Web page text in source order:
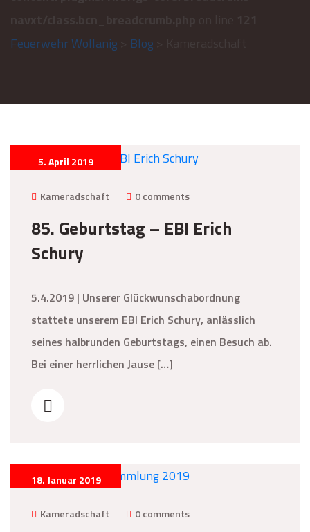
Feuerwehr Wollanig
Blog
5. April 2019
Kameradschaft 0 comments
85. Geburtstag – EBI Erich
Schury
5.4.2019 | Unserer Glückwunschabordnung
stattete unserem EBI Erich Schury, anlässlich
seines halbrunden Geburtstags, einen Besuch ab.
Bei einer herrlichen Jause […]
18. Januar 2019
Kameradschaft 0 comments